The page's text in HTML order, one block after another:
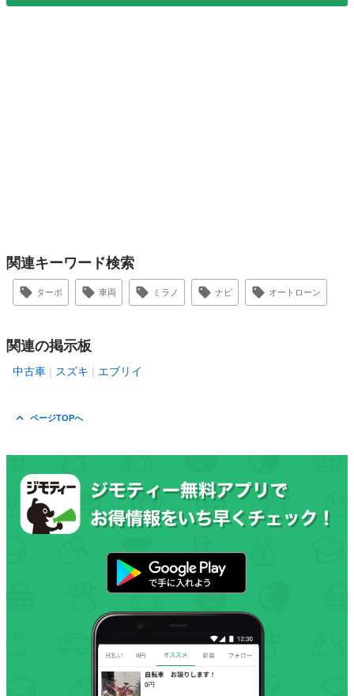
関連キーワード検索
ターボ 車両 ミラノ ナビ オートローン
関連の掲示板
中古車 スズキ エブリイ
ページTOPへ